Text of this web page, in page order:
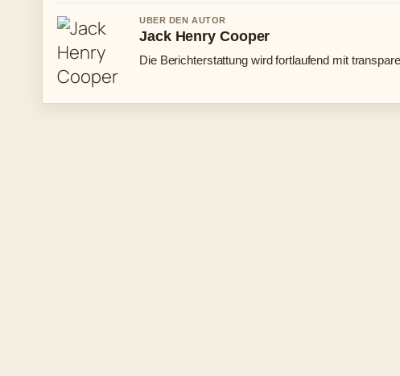
UBER DEN AUTOR
Jack Henry Cooper
Die Berichterstattung wird fortlaufend mit